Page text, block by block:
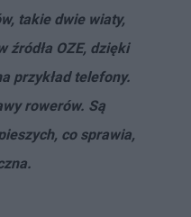
takie dwie wiaty,
źródła OZE, dzięki
przykład telefony.
rowerów. Są
co sprawia,